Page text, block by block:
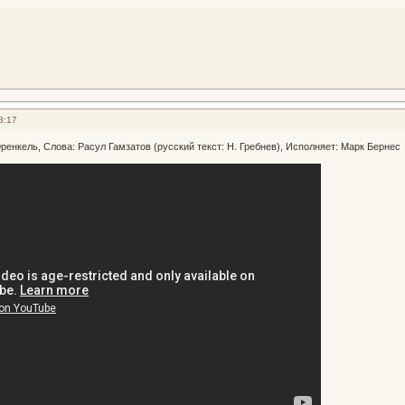
Слова: Расул Гамзатов (русский текст: Н. Гребнев), Исполняет: Марк Бернес